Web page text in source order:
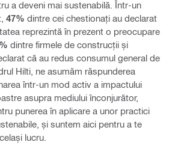
a deveni mai sustenabilă. Într-un
47% dintre cei chestionați au declarat
reprezintă în prezent o preocupare
dintre firmele de construcții și
că au redus consumul general de
Hilti, ne asumăm răspunderea
într-un mod activ a impactului
asupra mediului înconjurător,
punerea în aplicare a unor practici
și suntem aici pentru a te
lucru.